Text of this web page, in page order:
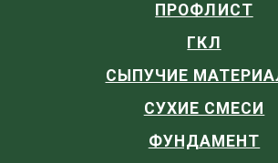
ПРОФЛИСТ
ГКЛ
СЫПУЧИЕ
СУХИЕ СМЕСИ
ФУНДАМЕНТ